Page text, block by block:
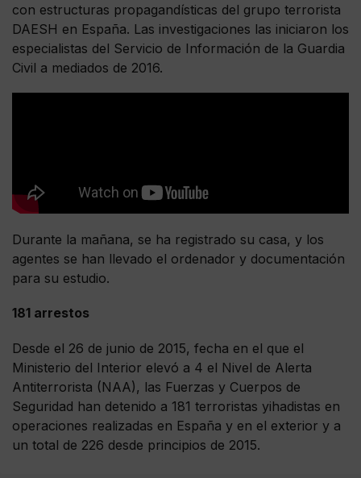
con estructuras propagandísticas del grupo terrorista
DAESH en España. Las investigaciones las iniciaron los
especialistas del Servicio de Información de la Guardia
Civil a mediados de 2016.
Durante la mañana, se ha registrado su casa, y los
agentes se han llevado el ordenador y documentación
para su estudio.
181 arrestos
Desde el 26 de junio de 2015, fecha en el que el
Ministerio del Interior elevó a 4 el Nivel de Alerta
Antiterrorista (NAA), las Fuerzas y Cuerpos de
Seguridad han detenido a 181 terroristas yihadistas en
operaciones realizadas en España y en el exterior y a
un total de 226 desde principios de 2015.